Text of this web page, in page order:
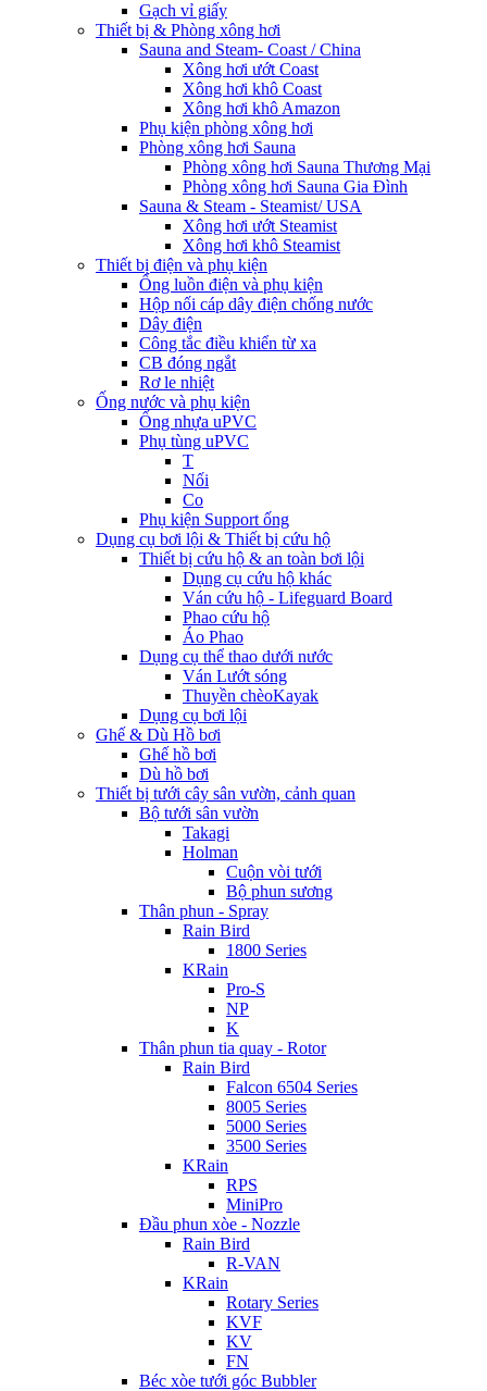
Gạch vỉ giấy
Thiết bị & Phòng xông hơi
Sauna and Steam- Coast / China
Xông hơi ướt Coast
Xông hơi khô Coast
Xông hơi khô Amazon
Phụ kiện phòng xông hơi
Phòng xông hơi Sauna
Phòng xông hơi Sauna Thương Mại
Phòng xông hơi Sauna Gia Đình
Sauna & Steam - Steamist/ USA
Xông hơi ướt Steamist
Xông hơi khô Steamist
Thiết bị điện và phụ kiện
Ống luồn điện và phụ kiện
Hộp nối cáp dây điện chống nước
Dây điện
Công tắc điều khiển từ xa
CB đóng ngắt
Rơ le nhiệt
Ống nước và phụ kiện
Ống nhựa uPVC
Phụ tùng uPVC
T
Nối
Co
Phụ kiện Support ống
Dụng cụ bơi lội & Thiết bị cứu hộ
Thiết bị cứu hộ & an toàn bơi lội
Dụng cụ cứu hộ khác
Ván cứu hộ - Lifeguard Board
Phao cứu hộ
Áo Phao
Dụng cụ thể thao dưới nước
Ván Lướt sóng
Thuyền chèoKayak
Dụng cụ bơi lội
Ghế & Dù Hồ bơi
Ghế hồ bơi
Dù hồ bơi
Thiết bị tưới cây sân vườn, cảnh quan
Bộ tưới sân vườn
Takagi
Holman
Cuộn vòi tưới
Bộ phun sương
Thân phun - Spray
Rain Bird
1800 Series
KRain
Pro-S
NP
K
Thân phun tia quay - Rotor
Rain Bird
Falcon 6504 Series
8005 Series
5000 Series
3500 Series
KRain
RPS
MiniPro
Đầu phun xòe - Nozzle
Rain Bird
R-VAN
KRain
Rotary Series
KVF
KV
FN
Béc xòe tưới góc Bubbler